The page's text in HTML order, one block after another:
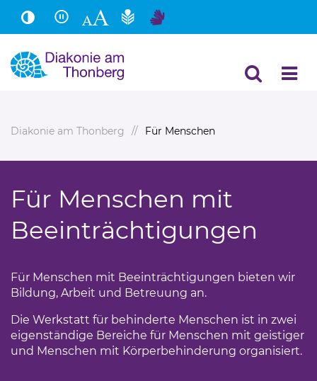
Hauptinhalt
Fußbereich
Diakonie am Thonberg Für Menschen
Für Menschen mit
Beeinträchtigungen
Für Menschen mit Beeinträchtigungen bieten wir
Bildung, Arbeit und Betreuung an.
Die Werkstatt für behinderte Menschen ist in zwei
eigenständige Bereiche für Menschen mit geistiger
und Menschen mit Körperbehinderung organisiert.